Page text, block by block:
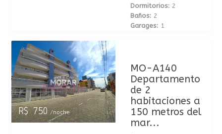
Dormitorios: 2
Baños: 2
Garages: 1
R$ 750/noche
MO-A140
Departamento
de 2
habitaciones a
150 metros del
mar...